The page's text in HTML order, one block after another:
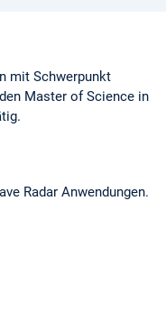
mit Schwerpunkt
Master of Science in
Radar Anwendungen.